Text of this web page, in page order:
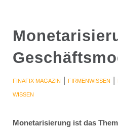
FINAFIX MAGAZIN | FIRMENWISSEN |
WISSEN
Monetarisierung ist das